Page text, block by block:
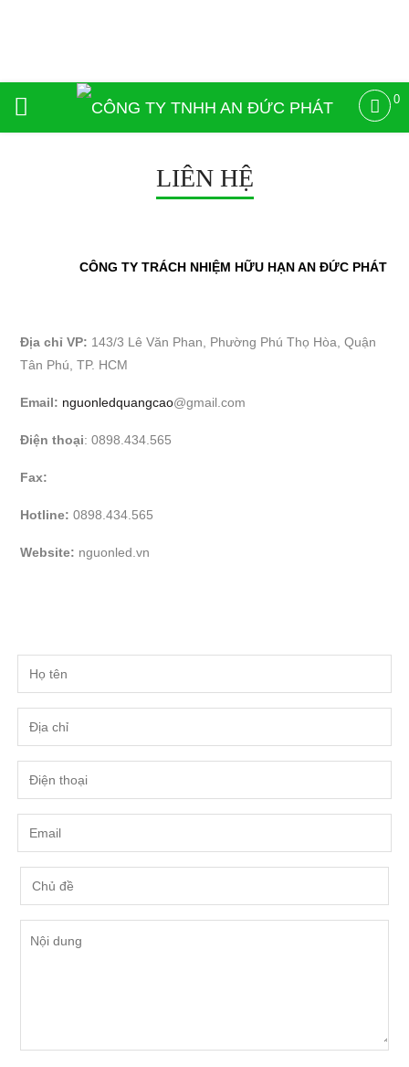
0
LIÊN HỆ
CÔNG TY TRÁCH NHIỆM HỮU HẠN AN ĐỨC PHÁT
Địa chỉ VP: 143/3 Lê Văn Phan, Phường Phú Thọ Hòa, Quận
Tân Phú, TP. HCM
Email: nguonledquangcao@gmail.com
Điện thoại: 0898.434.565
Fax:
Hotline: 0898.434.565
Website: nguonled.vn